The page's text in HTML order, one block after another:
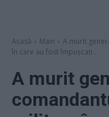
Acasă Main
A murit
în care au fost împușcați...
A murit